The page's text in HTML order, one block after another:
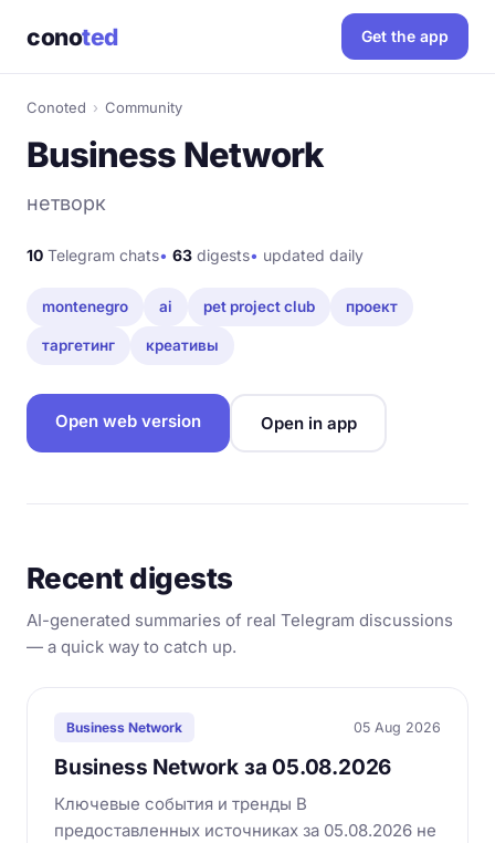
conoted Get the app
Conoted › Community
Business Network
нетворк
10 Telegram chats• 63 digests• updated daily
montenegro ai pet project club проект
таргетинг креативы
Open web version Open in app
Recent digests
AI-generated summaries of real Telegram discussions
— a quick way to catch up.
Business Network 05 Aug 2026
Business Network за 05.08.2026
Ключевые события и тренды В
предоставленных источниках за 05.08.2026 не